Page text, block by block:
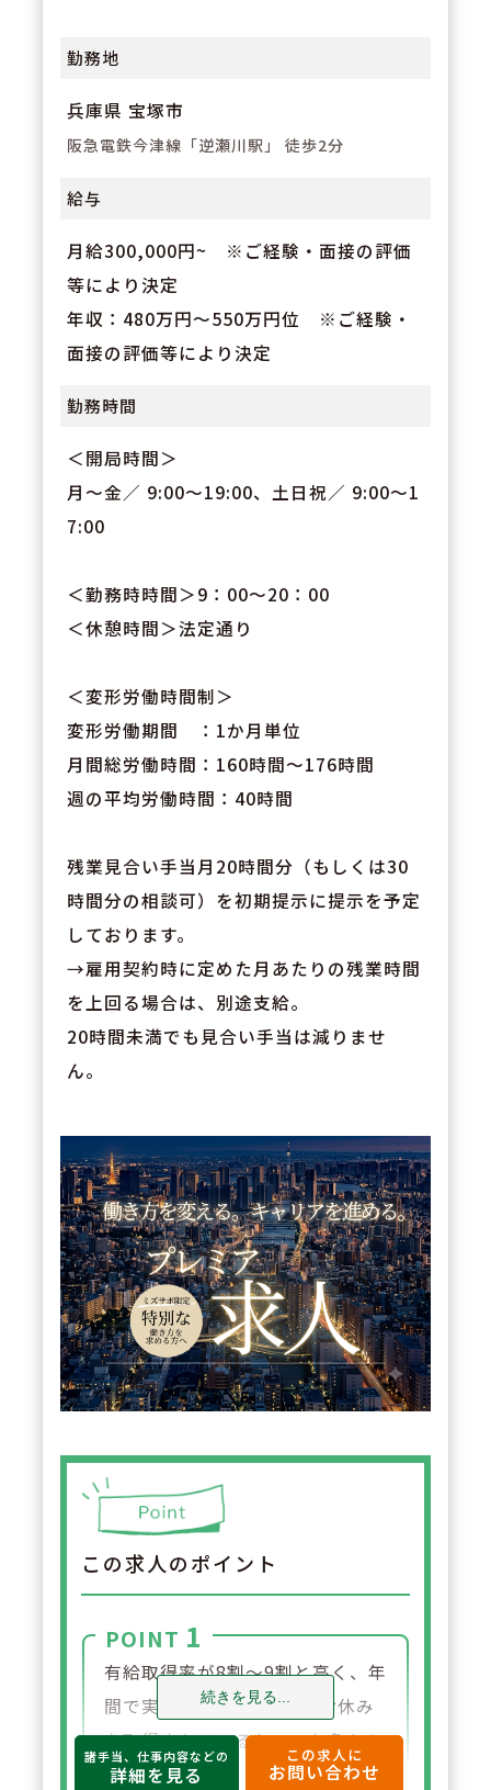
勤務地
兵庫県 宝塚市
阪急電鉄今津線「逆瀬川駅」 徒歩2分
給与
月給300,000円~ ※ご経験・面接の評価
等により決定
年収：480万円～550万円位 ※ご経験・
面接の評価等により決定
勤務時間
＜開局時間＞
月～金／ 9:00～19:00、土日祝／ 9:00～1
7:00
＜勤務時時間＞9：00～20：00
＜休憩時間＞法定通り
＜変形労働時間制＞
変形労働期間 ：1か月単位
月間総労働時間：160時間～176時間
週の平均労働時間：40時間
残業見合い手当月20時間分（もしくは30
時間分の相談可）を初期提示に提示を予定
しております。
→雇用契約時に定めた月あたりの残業時間
を上回る場合は、別途支給。
20時間未満でも見合い手当は減りませ
ん。
この求人のポイント
POINT 1
有給取得率が8割～9割と高く、年
間で実質120日～130日のお休み
を取得されているケースも多々あ
ります。
続きを見る...
諸手当、仕事内容などの
詳細を見る
この求人に
お問い合わせ